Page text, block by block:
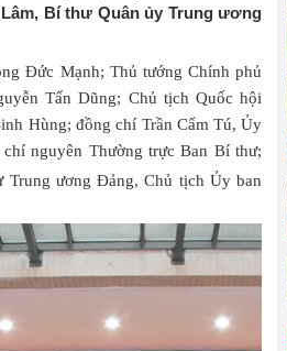
Bí thư Quân ủy Trung ương
Đức Mạnh; Thủ tướng Chính phủ
Tấn Dũng; Chủ tịch Quốc hội
Hùng; đồng chí Trần Cẩm Tú, Ủy
nguyên Thường trực Ban Bí thư;
Trung ương Đảng, Chủ tịch Ủy ban